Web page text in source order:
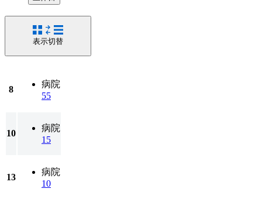
表示切替
8
病院
55
10
病院
15
13
病院
10